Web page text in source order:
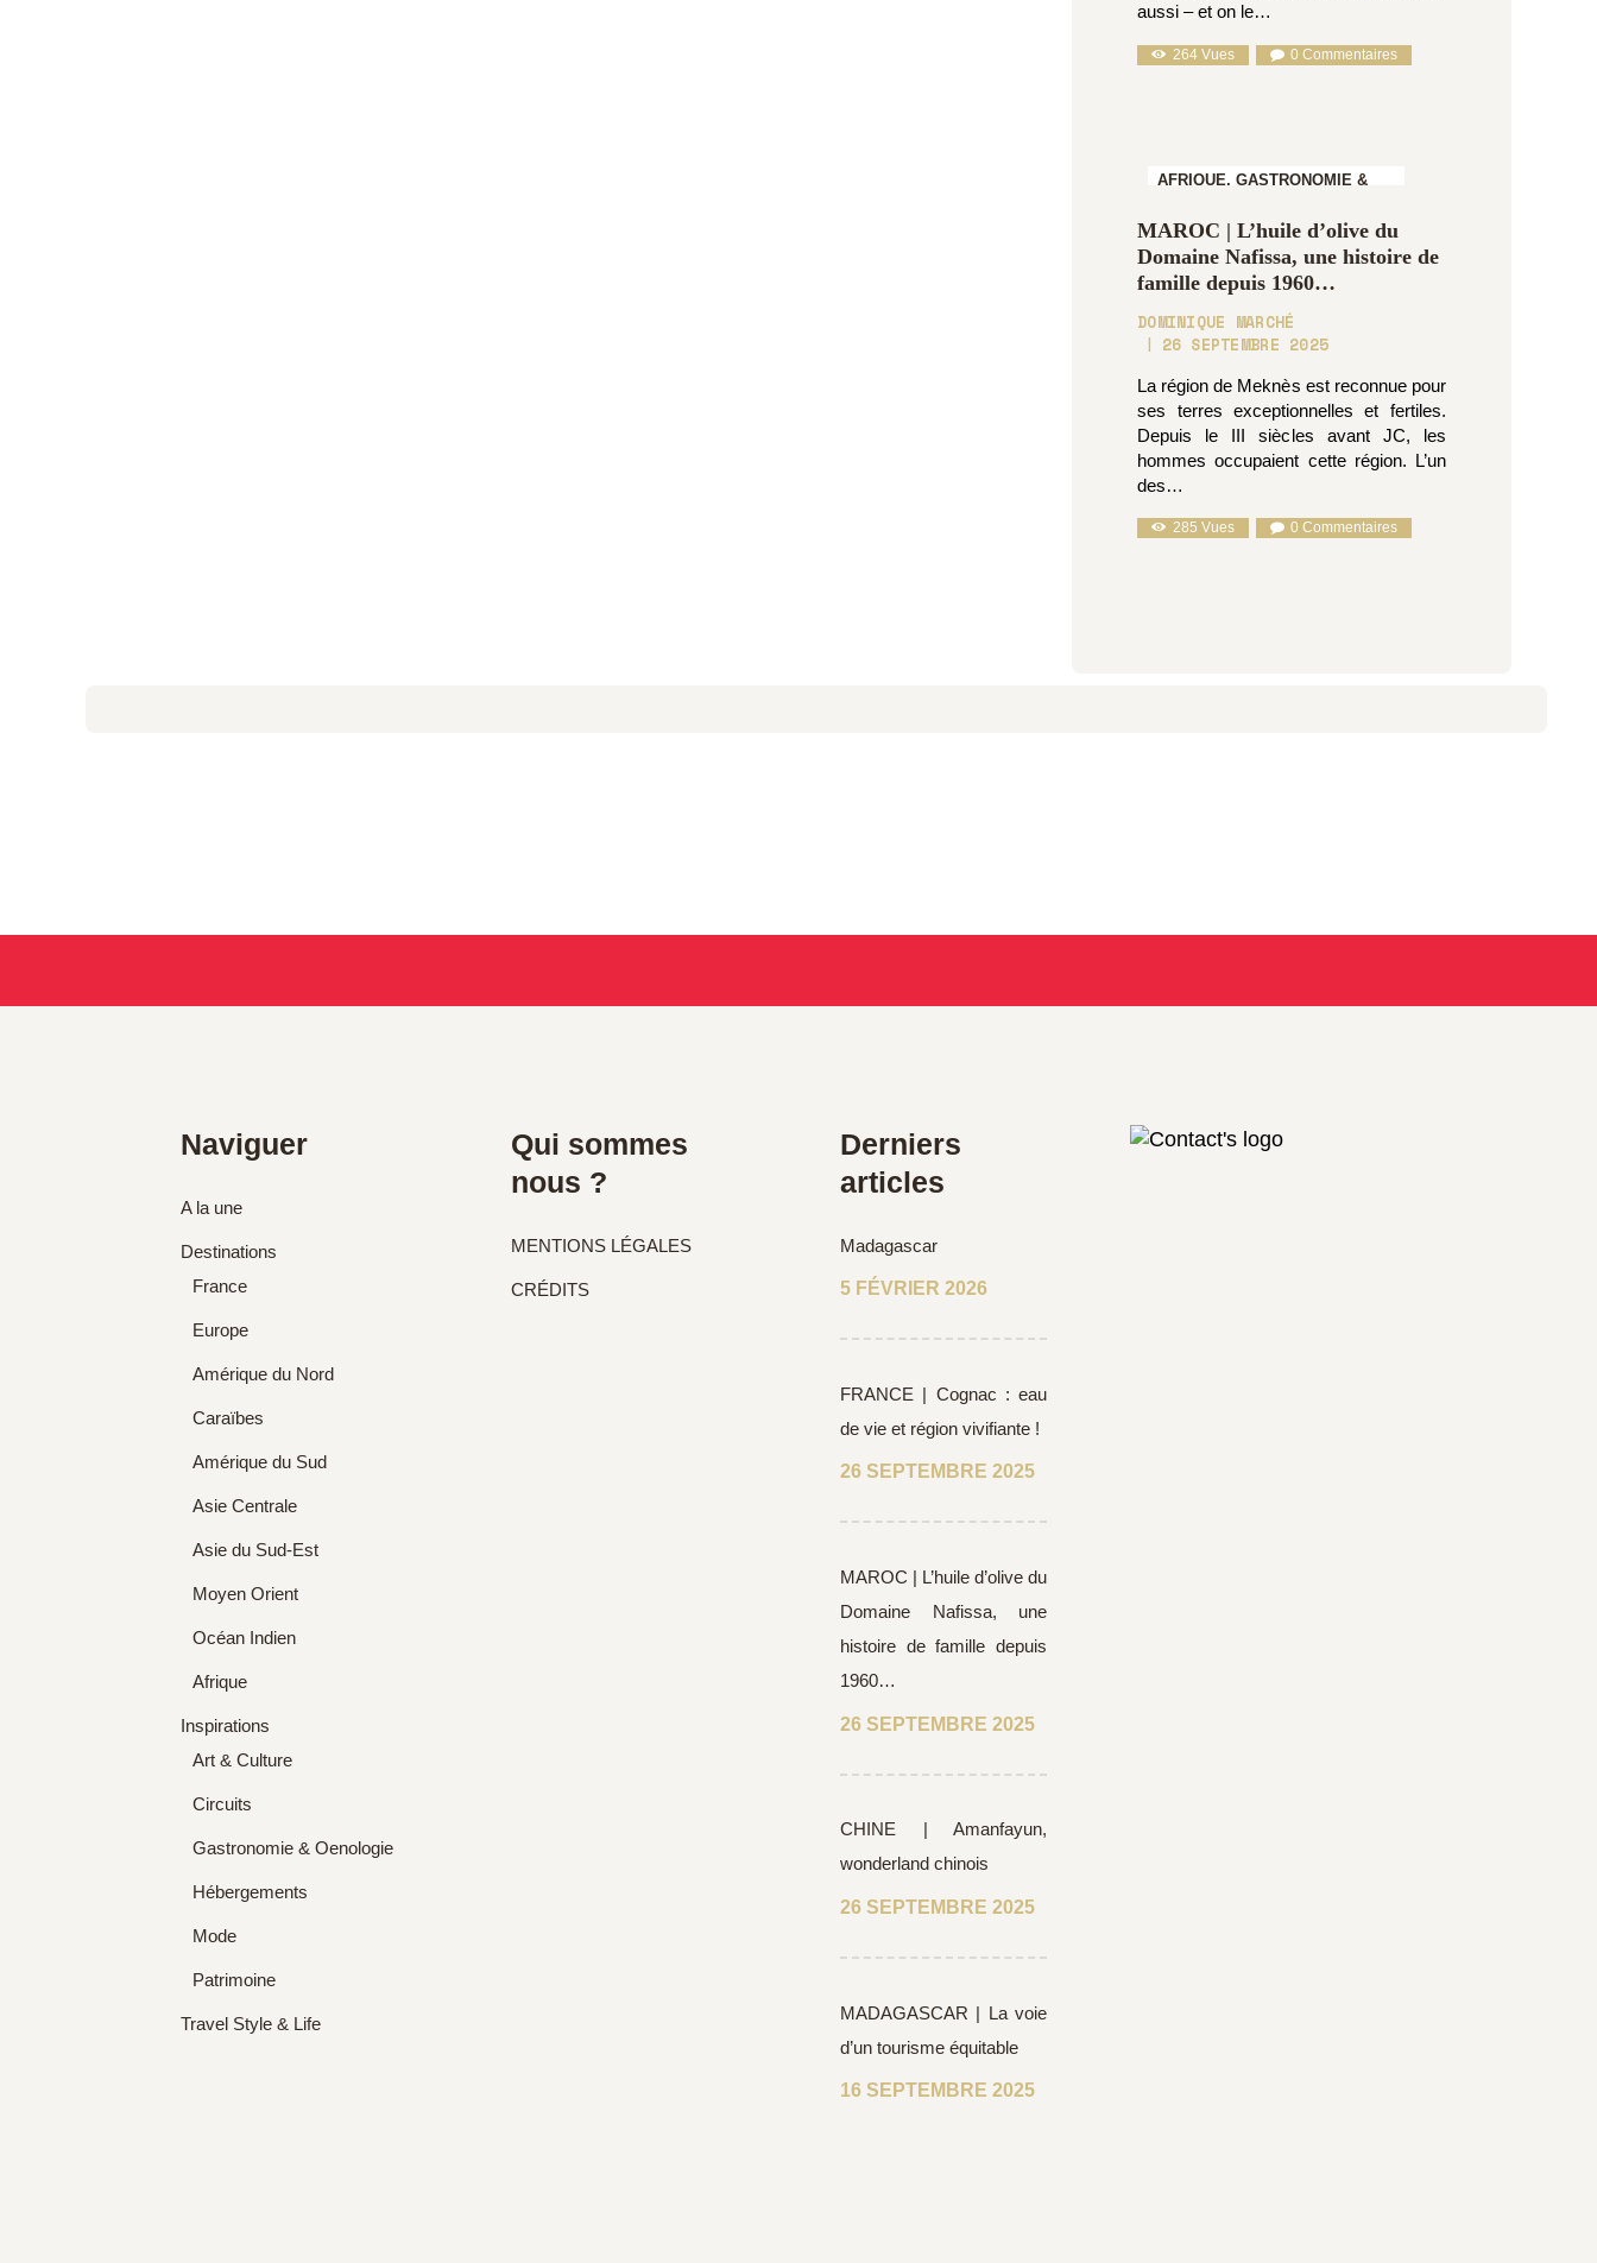
aussi – et on le…
264 Vues 0 Commentaires
AFRIQUE, GASTRONOMIE &
MAROC | L’huile d’olive du
Domaine Nafissa, une histoire de
famille depuis 1960…
DOMINIQUE MARCHÉ
26 SEPTEMBRE 2025
La région de Meknès est reconnue pour
ses terres exceptionnelles et fertiles.
Depuis le III siècles avant JC, les
hommes occupaient cette région. L’un
des…
285 Vues 0 Commentaires
Naviguer
A la une
Destinations
France
Europe
Amérique du Nord
Caraïbes
Amérique du Sud
Asie Centrale
Asie du Sud-Est
Moyen Orient
Océan Indien
Afrique
Inspirations
Art & Culture
Circuits
Gastronomie & Oenologie
Hébergements
Mode
Patrimoine
Travel Style & Life
Qui sommes
nous ?
MENTIONS LÉGALES
CRÉDITS
Derniers
articles
Madagascar
5 FÉVRIER 2026
FRANCE | Cognac : eau
de vie et région vivifiante !
26 SEPTEMBRE 2025
MAROC | L’huile d’olive du
Domaine Nafissa, une
histoire de famille depuis
1960…
26 SEPTEMBRE 2025
CHINE | Amanfayun,
wonderland chinois
26 SEPTEMBRE 2025
MADAGASCAR | La voie
d’un tourisme équitable
16 SEPTEMBRE 2025